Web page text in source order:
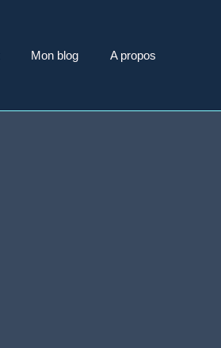
Mon blog A propos